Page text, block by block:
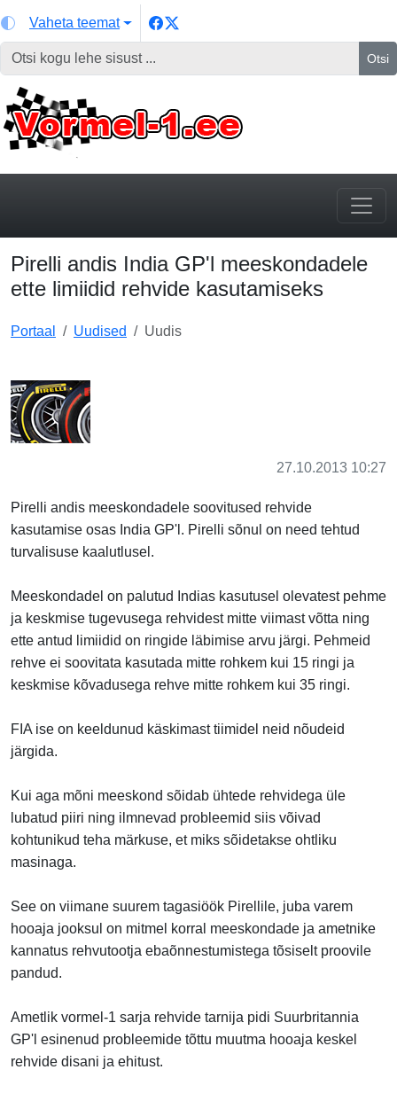
Vaheta teemat
Otsi
Pirelli andis India GP'l meeskondadele
ette limiidid rehvide kasutamiseks
Portaal Uudised Uudis
27.10.2013 10:27
Pirelli andis meeskondadele soovitused rehvide
kasutamise osas India GP'l. Pirelli sõnul on need tehtud
turvalisuse kaalutlusel.
Meeskondadel on palutud Indias kasutusel olevatest pehme
ja keskmise tugevusega rehvidest mitte viimast võtta ning
ette antud limiidid on ringide läbimise arvu järgi. Pehmeid
rehve ei soovitata kasutada mitte rohkem kui 15 ringi ja
keskmise kõvadusega rehve mitte rohkem kui 35 ringi.
FIA ise on keeldunud käskimast tiimidel neid nõudeid
järgida.
Kui aga mõni meeskond sõidab ühtede rehvidega üle
lubatud piiri ning ilmnevad probleemid siis võivad
kohtunikud teha märkuse, et miks sõidetakse ohtliku
masinaga.
See on viimane suurem tagasiöök Pirellile, juba varem
hooaja jooksul on mitmel korral meeskondade ja ametnike
kannatus rehvutootja ebaõnnestumistega tõsiselt proovile
pandud.
Ametlik vormel-1 sarja rehvide tarnija pidi Suurbritannia
GP'l esinenud probleemide tõttu muutma hooaja keskel
rehvide disani ja ehitust.